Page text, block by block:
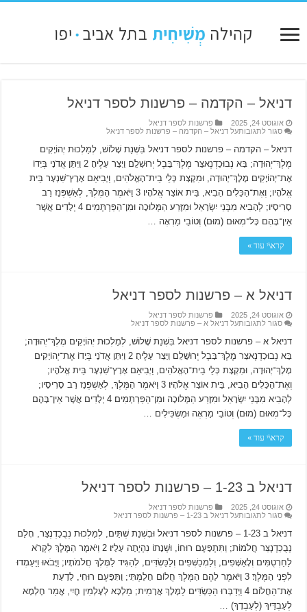
דניאל – הקדמה – פרשנות לספר דניאל
אוגוסט 24, 2025
פרשנות לספר דניאל
סגור לתגובותעל דניאל – הקדמה – פרשנות לספר דניאל
דניאל – הקדמה – פרשנות לספר דניאל בִּשְׁנַת שָׁלוֹשׁ, לְמַלְכוּת יְהוֹיָקִים
מֶלֶךְ־יְהוּדָה; בָּא נְבוּכַדְנֶאצַּר מֶלֶךְ־בָּבֶל יְרוּשָׁלִַם וַיָּצַר עָלֶיהָ׃ 2 וַיִּתֵּן אֲדֹנָי בְּיָדוֹ
אֶת־יְהוֹיָקִים מֶלֶךְ־יְהוּדָה, וּמִקְצָת כְּלֵי בֵית־הָאֱלֹהִים, וַיְבִיאֵם אֶרֶץ־שִׁנְעָר בֵּית
אֱלֹהָיו; וְאֶת־הַכֵּלִים הֵבִיא, בֵּית אוֹצַר אֱלֹהָיו׃ 3 וַיֹּאמֶר הַמֶּלֶךְ, לְאַשְׁפְּנַז רַב
סָרִיסָיו; לְהָבִיא מִבְּנֵי יִשְׂרָאֵל וּמִזֶּרַע הַמְּלוּכָה וּמִן־הַפַּרְתְּמִים׃ 4 יְלָדִים אֲשֶׁר
אֵין־בָּהֶם כָּל־מְאוּם (מוּם) וְטוֹבֵי מַרְאֶה …
קרא\י עוד »
דניאל א – פרשנות לספר דניאל
אוגוסט 24, 2025
פרשנות לספר דניאל
סגור לתגובותעל דניאל א – פרשנות לספר דניאל
דניאל א – פרשנות לספר דניאל בִּשְׁנַת שָׁלוֹשׁ, לְמַלְכוּת יְהוֹיָקִים מֶלֶךְ־יְהוּדָה;
בָּא נְבוּכַדְנֶאצַּר מֶלֶךְ־בָּבֶל יְרוּשָׁלִַם וַיָּצַר עָלֶיהָ׃ 2 וַיִּתֵּן אֲדֹנָי בְּיָדוֹ אֶת־יְהוֹיָקִים
מֶלֶךְ־יְהוּדָה, וּמִקְצָת כְּלֵי בֵית־הָאֱלֹהִים, וַיְבִיאֵם אֶרֶץ־שִׁנְעָר בֵּית אֱלֹהָיו;
וְאֶת־הַכֵּלִים הֵבִיא, בֵּית אוֹצַר אֱלֹהָיו׃ 3 וַיֹּאמֶר הַמֶּלֶךְ, לְאַשְׁפְּנַז רַב סָרִיסָיו;
לְהָבִיא מִבְּנֵי יִשְׂרָאֵל וּמִזֶּרַע הַמְּלוּכָה וּמִן־הַפַּרְתְּמִים׃ 4 יְלָדִים אֲשֶׁר אֵין־בָּהֶם
כָּל־מְאוּם (מוּם) וְטוֹבֵי מַרְאֶה וּמַשְׂכִּילִים …
קרא\י עוד »
דניאל ב 1-23 – פרשנות לספר דניאל
אוגוסט 24, 2025
פרשנות לספר דניאל
סגור לתגובותעל דניאל ב 1-23 – פרשנות לספר דניאל
דניאל ב 1-23 – פרשנות לספר דניאל וּבִשְׁנַת שְׁתַּיִם, לְמַלְכוּת נְבֻכַדְנֶצַּר, חָלַם
נְבֻכַדְנֶצַּר חֲלֹמוֹת; וַתִּתְפָּעֶם רוּחוֹ, וּשְׁנָתוֹ נִהְיְתָה עָלָיו׃ 2 וַיֹּאמֶר הַמֶּלֶךְ לִקְרֹא
לַחַרְטֻמִּים וְלָאַשָּׁפִים, וְלַמְכַשְּׁפִים וְלַכַּשְׂדִּים, לְהַגִּיד לַמֶּלֶךְ חֲלֹמֹתָיו; וַיָּבֹאוּ וַיַּעַמְדוּ
לִפְנֵי הַמֶּלֶךְ׃ 3 וַיֹּאמֶר לָהֶם הַמֶּלֶךְ חֲלוֹם חָלָמְתִּי; וַתִּפָּעֶם רוּחִי, לָדַעַת
אֶת־הַחֲלוֹם׃ 4 וַיְדַבְּרוּ הַכַּשְׂדִּים לַמֶּלֶךְ אֲרָמִית; מַלְכָּא לְעָלְמִין חֱיִי, אֱמַר חֶלְמָא
לְעַבְדַּיִךְ (לְעַבְדָךְ) …